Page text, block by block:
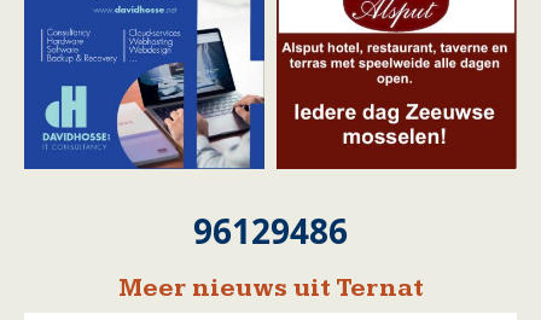
96129486
Meer nieuws uit Ternat